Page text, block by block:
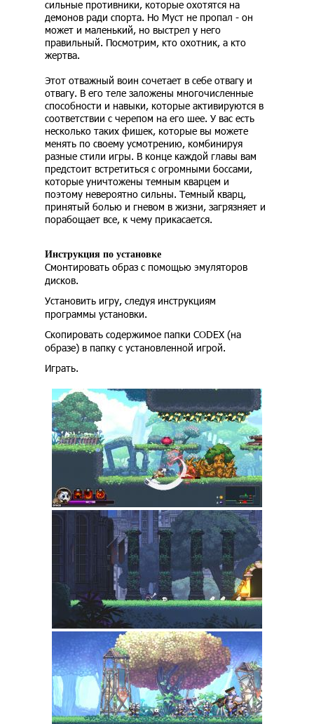
сильные противники, которые охотятся на
демонов ради спорта. Но Муст не пропал - он
может и маленький, но выстрел у него
правильный. Посмотрим, кто охотник, а кто
жертва.
Этот отважный воин сочетает в себе отвагу и
отвагу. В его теле заложены многочисленные
способности и навыки, которые активируются в
соответствии с черепом на его шее. У вас есть
несколько таких фишек, которые вы можете
менять по своему усмотрению, комбинируя
разные стили игры. В конце каждой главы вам
предстоит встретиться с огромными боссами,
которые уничтожены темным кварцем и
поэтому невероятно сильны. Темный кварц,
принятый болью и гневом в жизни, загрязняет и
порабощает все, к чему прикасается.
Инструкция по установке
Смонтировать образ с помощью эмуляторов
дисков.
Установить игру, следуя инструкциям
программы установки.
Скопировать содержимое папки CODEX (на
образе) в папку с установленной игрой.
Играть.